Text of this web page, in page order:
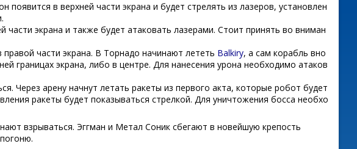
появится в верхней части экрана и будет стрелять из лазеров, установлен
части экрана и также будет атаковать лазерами. Стоит принять во вниман
части экрана. В Торнадо начинают лететь Balkiry, а сам корабль вно
границах экрана, либо в центре. Для нанесения урона необходимо атаков
Через арену начнут летать ракеты из первого акта, которые робот будет
ракеты будет показываться стрелкой. Для уничтожения босса необхо
взрываться. Эггман и Метал Соник сбегают в новейшую крепость